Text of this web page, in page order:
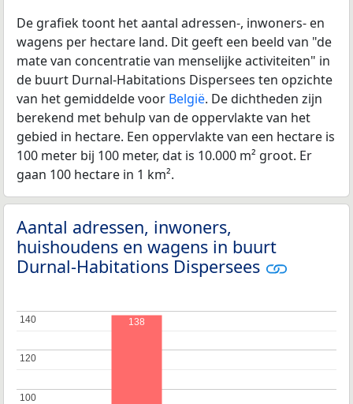
De grafiek toont het aantal adressen-, inwoners- en
wagens per hectare land. Dit geeft een beeld van "de
mate van concentratie van menselijke activiteiten" in
de buurt Durnal-Habitations Dispersees ten opzichte
van het gemiddelde voor België. De dichtheden zijn
berekend met behulp van de oppervlakte van het
gebied in hectare. Een oppervlakte van een hectare is
100 meter bij 100 meter, dat is 10.000 m² groot. Er
gaan 100 hectare in 1 km².
Aantal adressen, inwoners,
huishoudens en wagens in buurt
Durnal-Habitations Dispersees
100
100
120
120
140
140 138